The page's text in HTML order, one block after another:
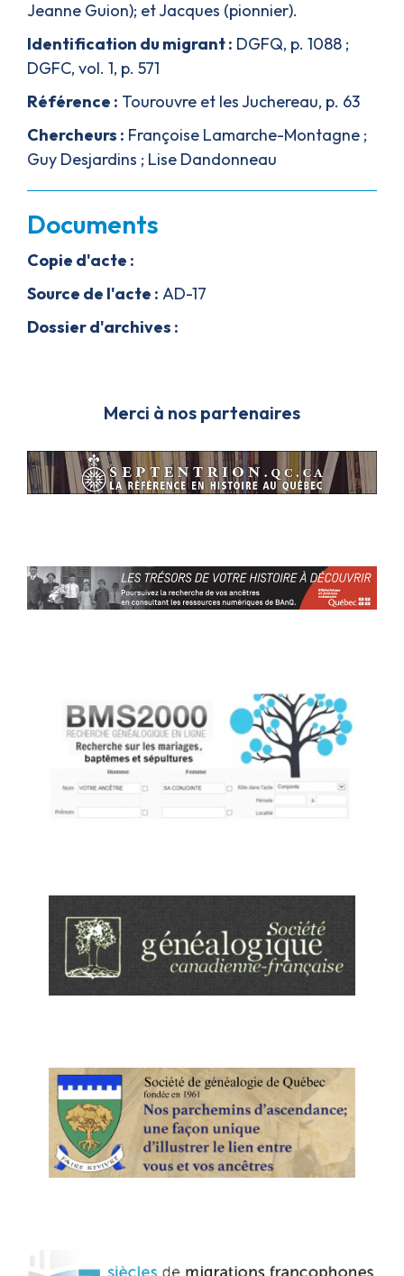
Jeanne Guion); et Jacques (pionnier).
Identification du migrant : DGFQ, p. 1088 ;
DGFC, vol. 1, p. 571
Référence : Tourouvre et les Juchereau, p. 63
Chercheurs : Françoise Lamarche-Montagne ;
Guy Desjardins ; Lise Dandonneau
Documents
Copie d'acte :
Source de l'acte : AD-17
Dossier d'archives :
Merci à nos partenaires